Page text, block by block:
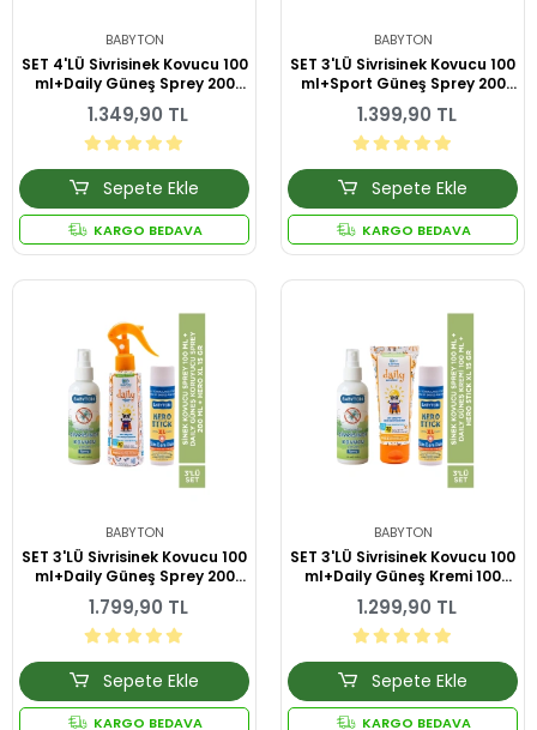
BABYTON
SET 4'LÜ Sivrisinek Kovucu 100
ml+Daily Güneş Sprey 200
ml+After Sun 200ml+Hero
Stick XL 15 gr
1.349,90 TL
Sepete Ekle
KARGO BEDAVA
BABYTON
SET 3'LÜ Sivrisinek Kovucu 100
ml+Sport Güneş Sprey 200
ml+Hero Stick XL 15 gr
1.399,90 TL
Sepete Ekle
KARGO BEDAVA
BABYTON
SET 3'LÜ Sivrisinek Kovucu 100
ml+Daily Güneş Sprey 200
ml+Hero Stick XL 15 gr
1.799,90 TL
Sepete Ekle
KARGO BEDAVA
BABYTON
SET 3'LÜ Sivrisinek Kovucu 100
ml+Daily Güneş Kremi 100
ml+Hero Stick XL 15 gr
1.299,90 TL
Sepete Ekle
KARGO BEDAVA